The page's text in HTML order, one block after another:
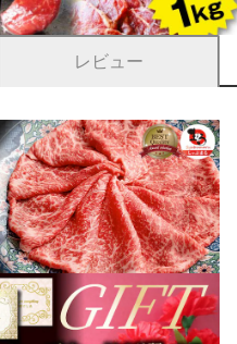
レビュー